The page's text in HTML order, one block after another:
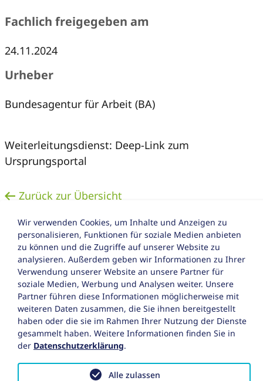
Fachlich freigegeben am
24.11.2024
Urheber
Bundesagentur für Arbeit (BA)
Weiterleitungsdienst: Deep-Link zum
Ursprungsportal
Zurück zur Übersicht
Impressum
Datenschutz
Barrierefreiheitserklärung
Wir verwenden Cookies, um Inhalte und Anzeigen zu
personalisieren, Funktionen für soziale Medien anbieten
zu können und die Zugriffe auf unserer Website zu
analysieren. Außerdem geben wir Informationen zu Ihrer
Verwendung unserer Website an unsere Partner für
soziale Medien, Werbung und Analysen weiter. Unsere
Partner führen diese Informationen möglicherweise mit
weiteren Daten zusammen, die Sie ihnen bereitgestellt
haben oder die sie im Rahmen Ihrer Nutzung der Dienste
gesammelt haben. Weitere Informationen finden Sie in
der Datenschutzerklärung.
Alle zulassen